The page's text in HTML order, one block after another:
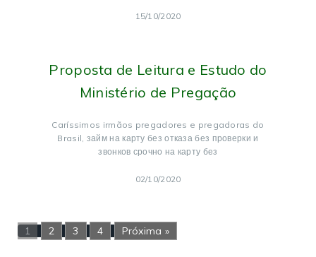
15/10/2020
Proposta de Leitura e Estudo do
Ministério de Pregação
Caríssimos irmãos pregadores e pregadoras do
Brasil, займ на карту без отказа без проверки и
звонков срочно на карту без
02/10/2020
1 2 3 4 Próxima »